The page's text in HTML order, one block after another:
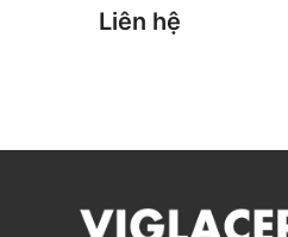
và nước sạch.
Liên hệ